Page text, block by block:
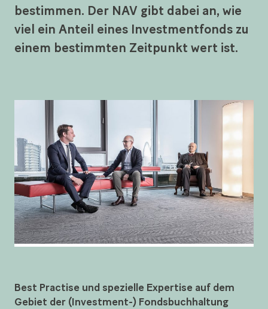
bestimmen. Der NAV gibt dabei an, wie
viel ein Anteil eines Investmentfonds zu
einem bestimmten Zeitpunkt wert ist.
Best Practise und spezielle Expertise auf dem
Gebiet der (Investment-) Fondsbuchhaltung